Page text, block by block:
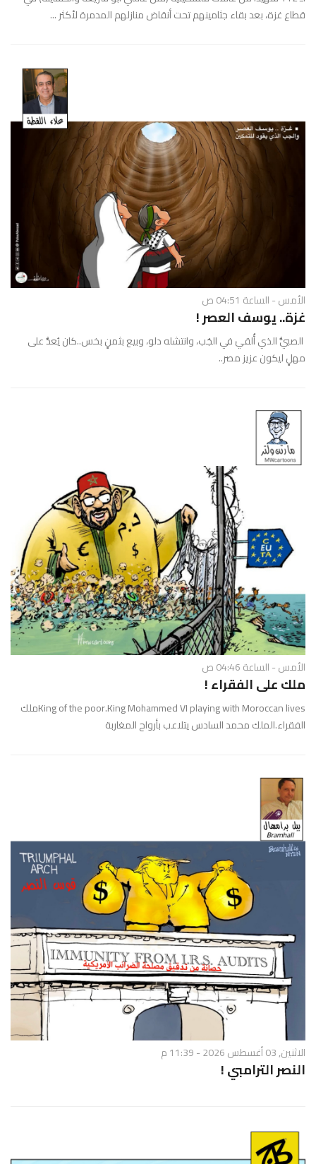
قطاع غزة، بعد بقاء جثامينهم تحت أنقاض منازلهم المدمرة لأكثر ...
الأمس - الساعة 04:51 ص
غزة.. يوسف العصر !
الصبيُّ الذي أُلقيَ في الجُب، وانتشله دلو، وبيع بثمنٍ بخس..كان يُعدُّ على
مهلٍ ليكون عزيز مصر..
الأمس - الساعة 04:46 ص
ملك على الفقراء !
King of the poor.King Mohammed VI playing with Moroccan livesملك
الفقراء.الملك محمد السادس يتلاعب بأرواح المغاربة
الاثنين, 03 أغسطس 2026 - 11:39 م
النصر الترامبي !